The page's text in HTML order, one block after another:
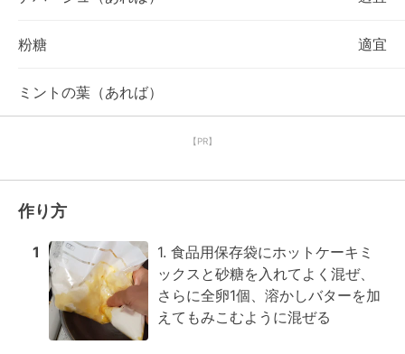
粉糖 適宜
ミントの葉（あれば）
【PR】
作り方
1
1. 食品用保存袋にホットケーキミ
ックスと砂糖を入れてよく混ぜ、
さらに全卵1個、溶かしバターを加
えてもみこむように混ぜる